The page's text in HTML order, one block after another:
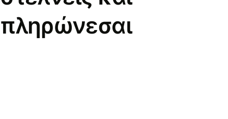
πληρώνεσαι